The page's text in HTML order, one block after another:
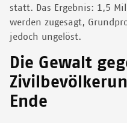
statt. Das Ergebnis: 1,5
werden zugesagt,
jedoch ungelöst.
Die Gewalt
Ende